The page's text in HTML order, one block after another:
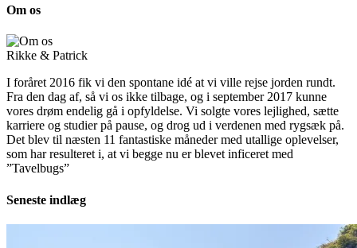
Om os
Rikke & Patrick
I foråret 2016 fik vi den spontane idé at vi ville rejse jorden rundt.
Fra den dag af, så vi os ikke tilbage, og i september 2017 kunne
vores drøm endelig gå i opfyldelse. Vi solgte vores lejlighed, sætte
karriere og studier på pause, og drog ud i verdenen med rygsæk på.
Det blev til næsten 11 fantastiske måneder med utallige oplevelser,
som har resulteret i, at vi begge nu er blevet inficeret med
”Tavelbugs”
Seneste indlæg